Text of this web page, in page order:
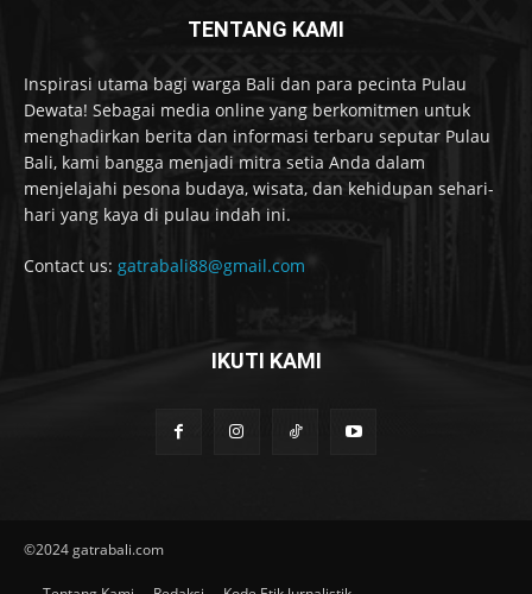
TENTANG KAMI
Inspirasi utama bagi warga Bali dan para pecinta Pulau
Dewata! Sebagai media online yang berkomitmen untuk
menghadirkan berita dan informasi terbaru seputar Pulau
Bali, kami bangga menjadi mitra setia Anda dalam
menjelajahi pesona budaya, wisata, dan kehidupan sehari-
hari yang kaya di pulau indah ini.
Contact us: gatrabali88@gmail.com
IKUTI KAMI
©2024 gatrabali.com